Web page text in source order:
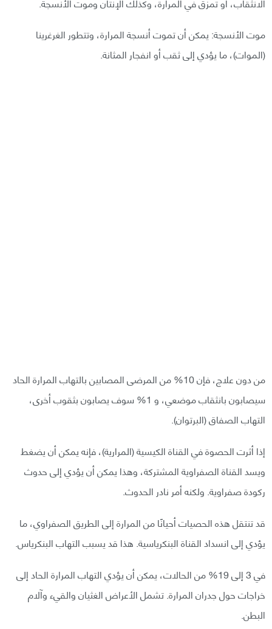
موت الأنسجة: يمكن أن تموت أنسجة المرارة، وتتطور الغرغرينا
(الموات)، ما يؤدي إلى ثقب أو انفجار المثانة.
من دون علاج، فإن 10% من المرضى المصابين بالتهاب المرارة الحاد
سيصابون بانثقاب موضعي، و 1% سوف يصابون بثقوب أخرى،
التهاب الصفاق (البرتوان).
إذا أثرت الحصوة في القناة الكيسية (المرارية)، فإنه يمكن أن يضغط
ويسد القناة الصفراوية المشتركة، وهذا يمكن أن يؤدي إلى حدوث
ركودة صفراوية. ولكنه أمر نادر الحدوث.
قد تنتقل هذه الحصيات أحيانًا من المرارة إلى الطريق الصفراوي، ما
يؤدي إلى انسداد القناة البنكرياسية. هذا قد يسبب التهاب البنكرياس.
في 3 إلى 19% من الحالات، يمكن أن يؤدي التهاب المرارة الحاد إلى
خراجات حول جدران المرارة. تشمل الأعراض الغثيان والقيء وآلام
البطن.